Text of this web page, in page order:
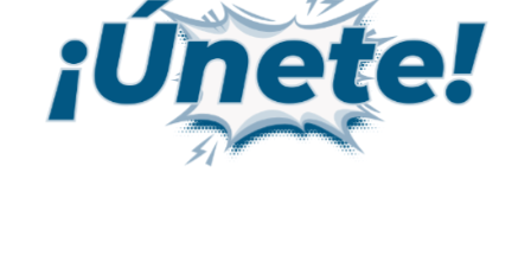
MÁS SOBRE CALORYFRIO.COM
Noticias caloryfrio
Acuerdos